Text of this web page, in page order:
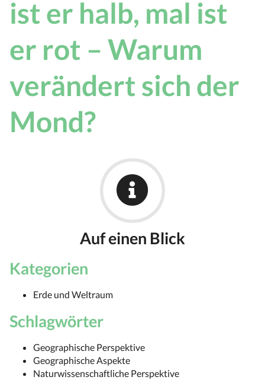
ist er halb, mal ist
er rot – Warum
verändert sich der
Mond?
Auf einen Blick
Kategorien
Erde und Weltraum
Schlagwörter
Geographische Perspektive
Geographische Aspekte
Naturwissenschaftliche Perspektive